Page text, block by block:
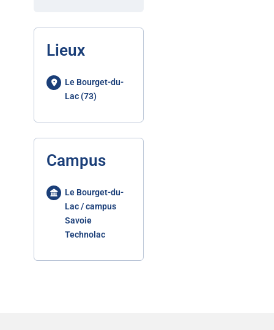
Lieux
Le Bourget-du-
Lac (73)
Campus
Le Bourget-du-
Lac / campus
Savoie
Technolac